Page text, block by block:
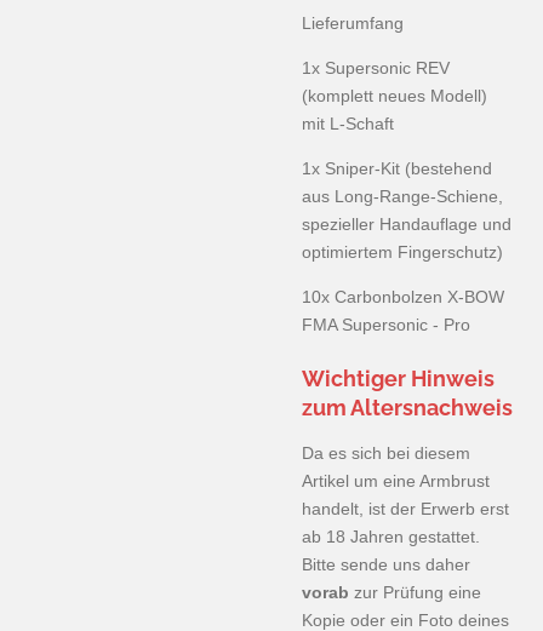
Lieferumfang
1x Supersonic REV
(komplett neues Modell)
mit L-Schaft
1x Sniper-Kit (bestehend
aus Long-Range-Schiene,
spezieller Handauflage und
optimiertem Fingerschutz)
10x Carbonbolzen X-BOW
FMA Supersonic - Pro
Wichtiger Hinweis
zum Altersnachweis
​Da es sich bei diesem
Artikel um eine Armbrust
handelt, ist der Erwerb erst
ab 18 Jahren gestattet.
Bitte sende uns daher
vorab zur Prüfung eine
Kopie oder ein Foto deines